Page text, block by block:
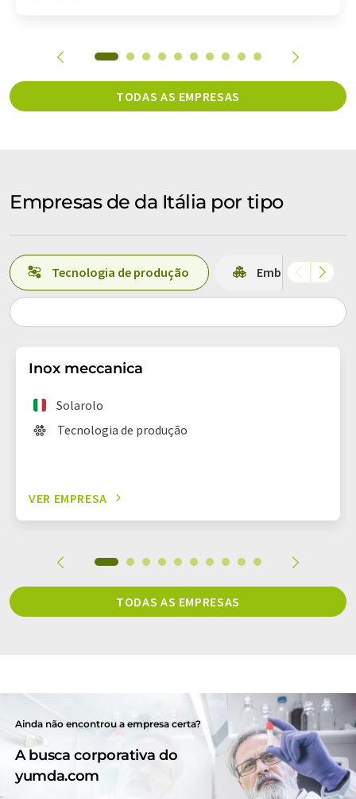
TODAS AS EMPRESAS
Empresas de da Itália por tipo
Tecnologia de produção Embalagem
Inox meccanica
Solarolo
Tecnologia de produção
VER EMPRESA
TODAS AS EMPRESAS
Ainda não encontrou a empresa certa?
A busca corporativa do
yumda.com